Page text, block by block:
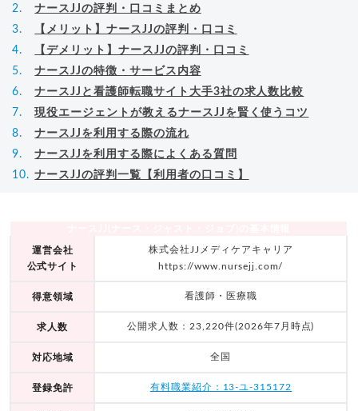
ナースJJの評判・口コミまとめ
【メリット】ナースJJの評判・口コミ
【デメリット】ナースJJの評判・口コミ
ナースJJの特徴・サービス内容
ナースJJと看護師転職サイト大手3社の求人数比較
現役エージェントが教えるナースJJを賢く使うコツ
ナースJJを利用する際の流れ
ナースJJを利用する際によくある質問
ナースJJの評判一覧【利用者の口コミ】
運営会社
公式サイト
株式会社JJメディケアキャリア
https://www.nursejj.com/
得意領域 看護師・医療職
求人数 公開求人数：23,220件(2026年7月時点)
対応地域 全国
登録免許 有料職業紹介：13-ユ-315172